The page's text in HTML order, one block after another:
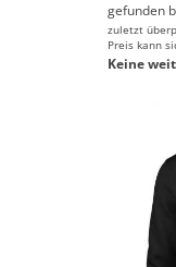
gefunden
zuletzt
Preis kann
Keine